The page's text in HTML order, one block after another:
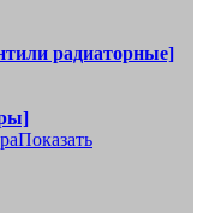
радиаторные]
Показать